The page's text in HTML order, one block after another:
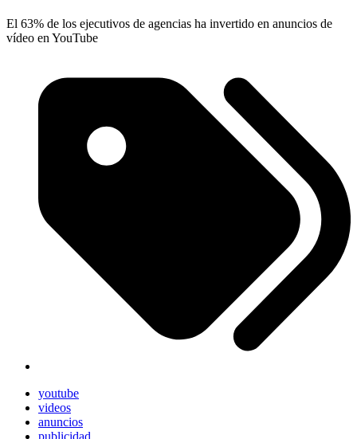
El 63% de los ejecutivos de agencias ha invertido en anuncios de
vídeo en YouTube
youtube
videos
anuncios
publicidad